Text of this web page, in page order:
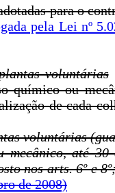
para o
pela Lei nº
voluntárias
químico ou
de cada
voluntárias
mecânico, até
nos arts. 6º e
de 2008)